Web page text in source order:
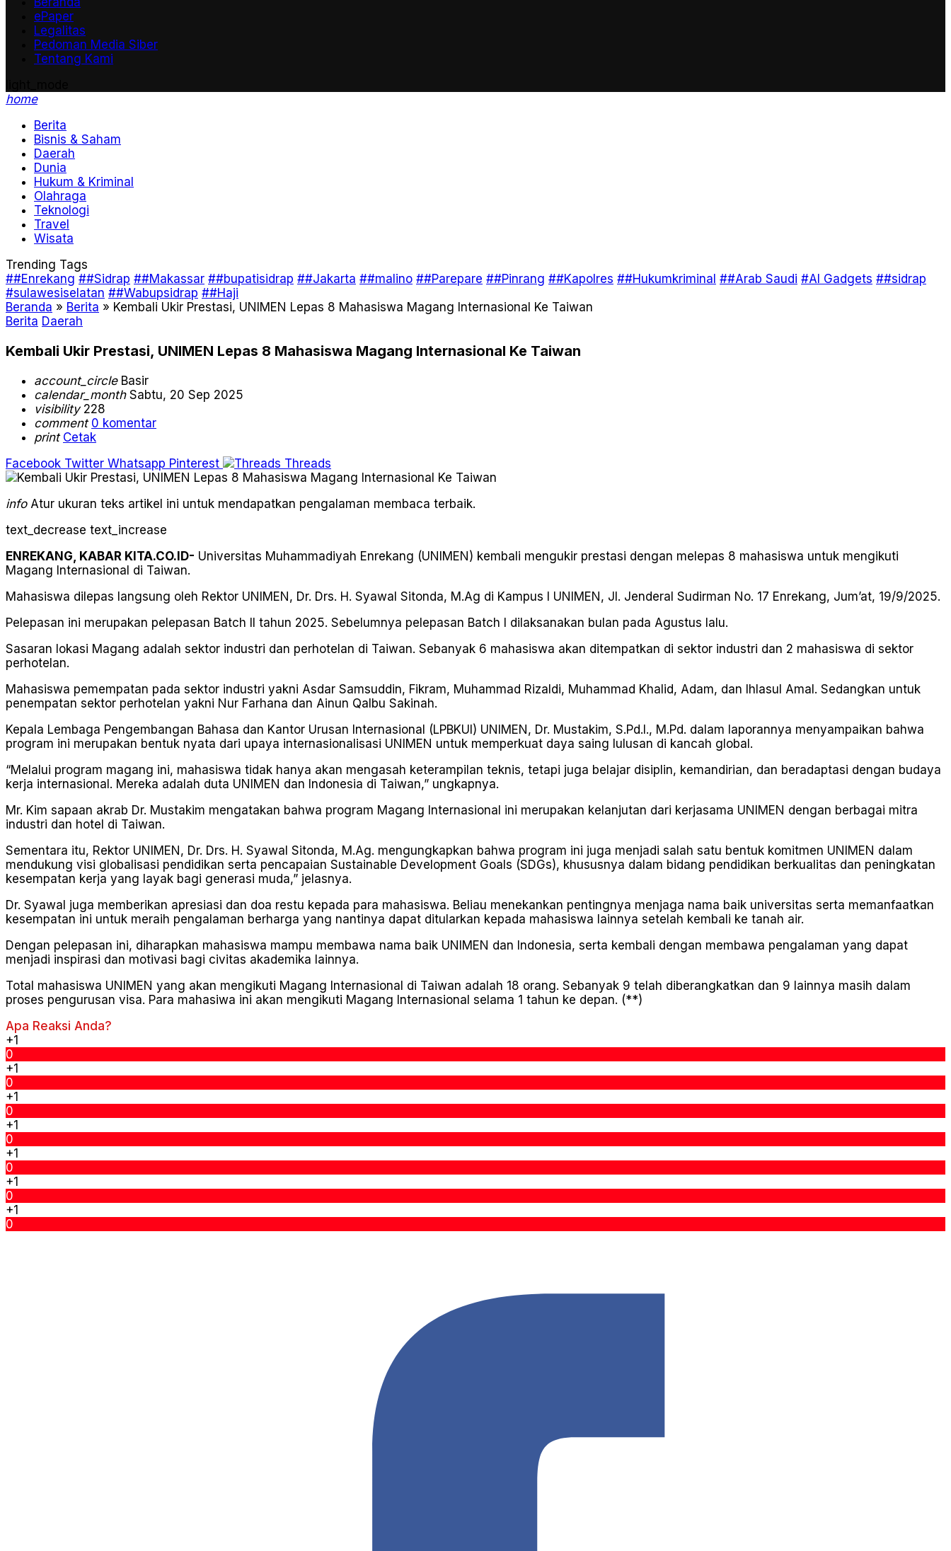
ePaper
Legalitas
Pedoman Media Siber
Tentang Kami
home
Berita
Bisnis & Saham
Daerah
Dunia
Hukum & Kriminal
Olahraga
Teknologi
Travel
Wisata
Trending Tags
##Enrekang ##Sidrap ##Makassar ##bupatisidrap ##Jakarta ##malino ##Parepare ##Pinrang ##Kapolres ##Hukumkriminal ##Arab Saudi #AI Gadgets ##sidrap
#sulawesiselatan ##Wabupsidrap ##Haji
Beranda » Berita » Kembali Ukir Prestasi, UNIMEN Lepas 8 Mahasiswa Magang Internasional Ke Taiwan
Berita Daerah
Kembali Ukir Prestasi, UNIMEN Lepas 8 Mahasiswa Magang Internasional Ke Taiwan
account_circleBasir
calendar_monthSabtu, 20 Sep 2025
visibility228
comment 0 komentar
print Cetak
Facebook Twitter Whatsapp Pinterest Threads
infoAtur ukuran teks artikel ini untuk mendapatkan pengalaman membaca terbaik.
text_decrease text_increase
ENREKANG, KABAR KITA.CO.ID- Universitas Muhammadiyah Enrekang (UNIMEN) kembali mengukir prestasi dengan melepas 8 mahasiswa untuk mengikuti
Magang Internasional di Taiwan.
Mahasiswa dilepas langsung oleh Rektor UNIMEN, Dr. Drs. H. Syawal Sitonda, M.Ag di Kampus I UNIMEN, Jl. Jenderal Sudirman No. 17 Enrekang, Jum’at, 19/9/2025.
Pelepasan ini merupakan pelepasan Batch II tahun 2025. Sebelumnya pelepasan Batch I dilaksanakan bulan pada Agustus lalu.
Sasaran lokasi Magang adalah sektor industri dan perhotelan di Taiwan. Sebanyak 6 mahasiswa akan ditempatkan di sektor industri dan 2 mahasiswa di sektor
perhotelan.
Mahasiswa pemempatan pada sektor industri yakni Asdar Samsuddin, Fikram, Muhammad Rizaldi, Muhammad Khalid, Adam, dan Ihlasul Amal. Sedangkan untuk
penempatan sektor perhotelan yakni Nur Farhana dan Ainun Qalbu Sakinah.
Kepala Lembaga Pengembangan Bahasa dan Kantor Urusan Internasional (LPBKUI) UNIMEN, Dr. Mustakim, S.Pd.I., M.Pd. dalam laporannya menyampaikan bahwa
program ini merupakan bentuk nyata dari upaya internasionalisasi UNIMEN untuk memperkuat daya saing lulusan di kancah global.
“Melalui program magang ini, mahasiswa tidak hanya akan mengasah keterampilan teknis, tetapi juga belajar disiplin, kemandirian, dan beradaptasi dengan budaya
kerja internasional. Mereka adalah duta UNIMEN dan Indonesia di Taiwan,” ungkapnya.
Mr. Kim sapaan akrab Dr. Mustakim mengatakan bahwa program Magang Internasional ini merupakan kelanjutan dari kerjasama UNIMEN dengan berbagai mitra
industri dan hotel di Taiwan.
Sementara itu, Rektor UNIMEN, Dr. Drs. H. Syawal Sitonda, M.Ag. mengungkapkan bahwa program ini juga menjadi salah satu bentuk komitmen UNIMEN dalam
mendukung visi globalisasi pendidikan serta pencapaian Sustainable Development Goals (SDGs), khususnya dalam bidang pendidikan berkualitas dan peningkatan
kesempatan kerja yang layak bagi generasi muda,” jelasnya.
Dr. Syawal juga memberikan apresiasi dan doa restu kepada para mahasiswa. Beliau menekankan pentingnya menjaga nama baik universitas serta memanfaatkan
kesempatan ini untuk meraih pengalaman berharga yang nantinya dapat ditularkan kepada mahasiswa lainnya setelah kembali ke tanah air.
Dengan pelepasan ini, diharapkan mahasiswa mampu membawa nama baik UNIMEN dan Indonesia, serta kembali dengan membawa pengalaman yang dapat
menjadi inspirasi dan motivasi bagi civitas akademika lainnya.
Total mahasiswa UNIMEN yang akan mengikuti Magang Internasional di Taiwan adalah 18 orang. Sebanyak 9 telah diberangkatkan dan 9 lainnya masih dalam
proses pengurusan visa. Para mahasiwa ini akan mengikuti Magang Internasional selama 1 tahun ke depan. (**)
Apa Reaksi Anda?
+1
0
+1
0
+1
0
+1
0
+1
0
+1
0
+1
0